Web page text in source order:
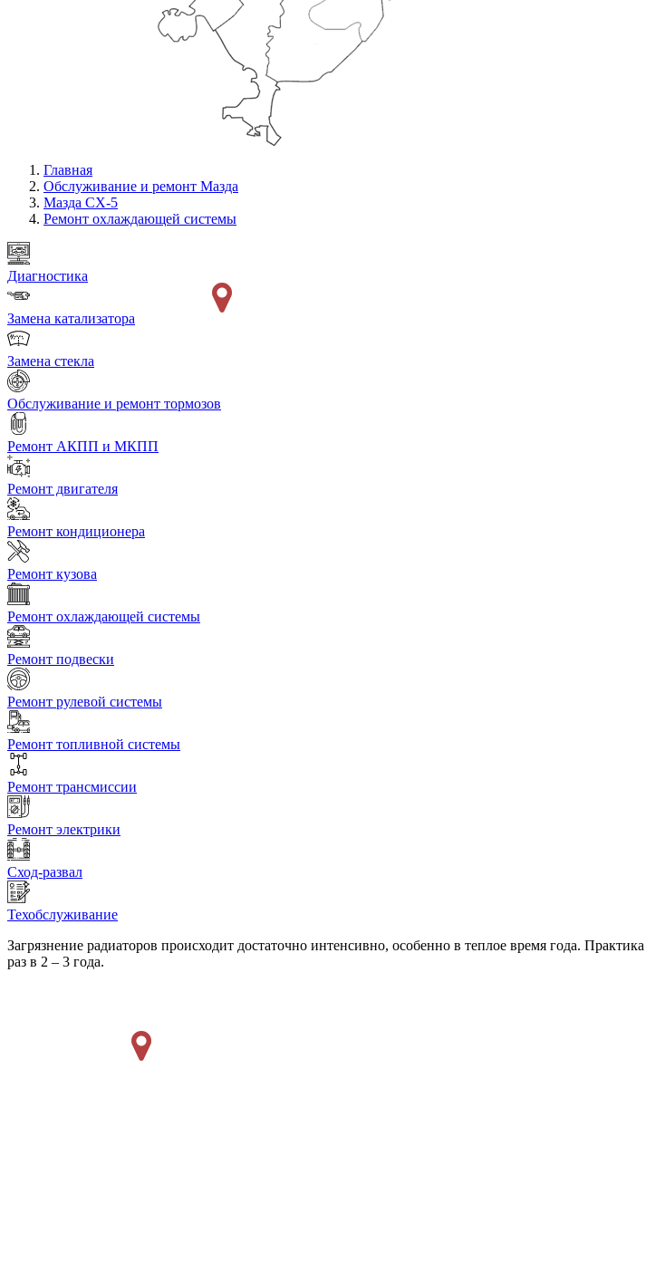
Главная
Обслуживание и ремонт Мазда
Мазда СХ-5
Ремонт охлаждающей системы
Диагностика
Замена катализатора
Замена стекла
Обслуживание и ремонт тормозов
Ремонт АКПП и МКПП
Ремонт двигателя
Ремонт кондиционера
Ремонт кузова
Ремонт охлаждающей системы
Ремонт подвески
Ремонт рулевой системы
Ремонт топливной системы
Ремонт трансмиссии
Ремонт электрики
Сход-развал
Техобслуживание
Загрязнение радиаторов происходит достаточно интенсивно, особенно в теплое время года.
раз в 2 – 3 года.